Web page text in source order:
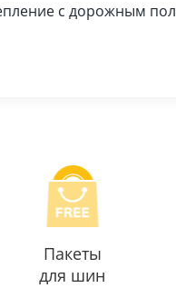
с дорожным
Пакеты
для шин